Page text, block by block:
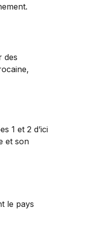
des
1 et 2 d’ici
et son
le pays